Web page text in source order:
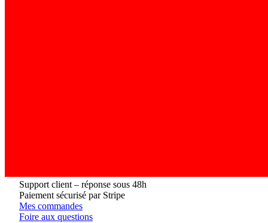
Support client – réponse sous 48h
Paiement sécurisé par Stripe
Mes commandes
Foire aux questions